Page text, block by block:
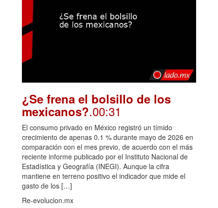
¿Se frena el bolsillo de los
mexicanos?.00:31
El consumo privado en México registró un tímido
crecimiento de apenas 0.1 % durante mayo de 2026 en
comparación con el mes previo, de acuerdo con el más
reciente informe publicado por el Instituto Nacional de
Estadística y Geografía (INEGI). Aunque la cifra
mantiene en terreno positivo el indicador que mide el
gasto de los […]
Re-evolucion.mx